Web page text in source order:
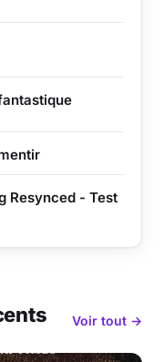
Resynced - Test
Voir tout →